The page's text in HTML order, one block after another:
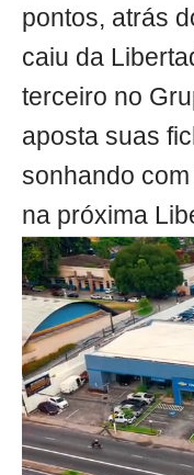
pontos, atrás
caiu da
terceiro no
aposta suas
sonhando
na próxima